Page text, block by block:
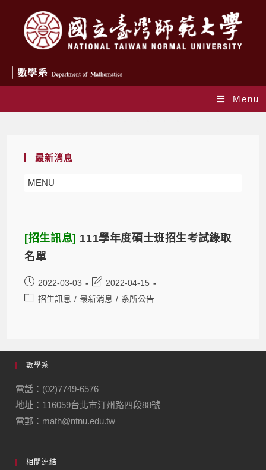
Menu
最新消息
MENU
[招生訊息] 111學年度碩士班招生考試錄取
名單
2022-03-03
2022-04-15
招生訊息 / 最新消息 / 系所公告
數學系
電話：(02)7749-6576
地址：116059台北市汀州路四段88號
電郵：math@ntnu.edu.tw
相關連結